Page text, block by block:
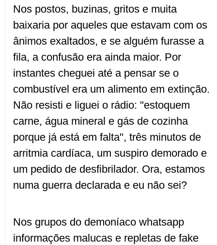
Nos postos, buzinas, gritos e muita
baixaria por aqueles que estavam com os
ânimos exaltados, e se alguém furasse a
fila, a confusão era ainda maior. Por
instantes cheguei até a pensar se o
combustível era um alimento em extinção.
Não resisti e liguei o rádio: "estoquem
carne, água mineral e gás de cozinha
porque já está em falta", três minutos de
arritmia cardíaca, um suspiro demorado e
um pedido de desfibrilador. Ora, estamos
numa guerra declarada e eu não sei?
Nos grupos do demoníaco whatsapp
informações malucas e repletas de fake